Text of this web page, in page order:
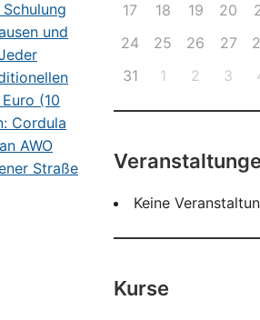
17
18 19 20
24
25 26 27
31
1 2 3
Keine
Kurse